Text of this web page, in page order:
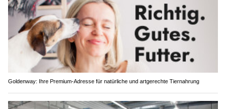
Goldenway: Ihre Premium-Adresse für natürliche und artgerechte Tiernahrung